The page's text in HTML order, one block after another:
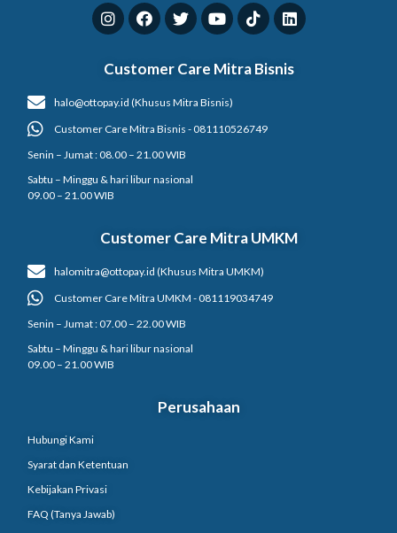
Customer Care Mitra Bisnis
halo@ottopay.id (Khusus Mitra Bisnis)
Customer Care Mitra Bisnis - 081110526749
Senin – Jumat : 08.00 – 21.00 WIB
Sabtu – Minggu & hari libur nasional
09.00 – 21.00 WIB
Customer Care Mitra UMKM
halomitra@ottopay.id (Khusus Mitra UMKM)
Customer Care Mitra UMKM - 081119034749
Senin – Jumat : 07.00 – 22.00 WIB
Sabtu – Minggu & hari libur nasional
09.00 – 21.00 WIB
Perusahaan
Hubungi Kami
Syarat dan Ketentuan
Kebijakan Privasi
FAQ (Tanya Jawab)